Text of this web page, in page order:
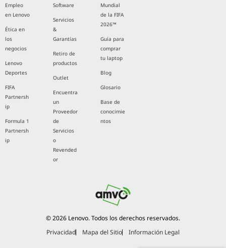
Empleo
en Lenovo
Ética en
los
negocios
Lenovo
Deportes
FIFA
Partnersh
ip
Formula 1
Partnersh
ip
Software
Servicios
&
Garantías
Retiro de
productos
Outlet
Encuentra
un
Proveedor
de
Servicios
o
Revended
or
Mundial
de la FIFA
2026™
Guía para
comprar
tu laptop
Blog
Glosario
Base de
conocimie
ntos
© 2026 Lenovo. Todos los derechos reservados.
Privacidad
Mapa del Sitio Información Legal